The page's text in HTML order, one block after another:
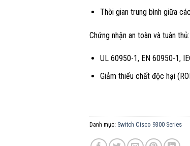
Thời gian trung bình giữa
Chứng nhận an toàn và tuân thủ:
UL 60950-1, EN 60950-1,
Giảm thiểu chất độc hại
Danh mục: Switch Cisco 9300 Series